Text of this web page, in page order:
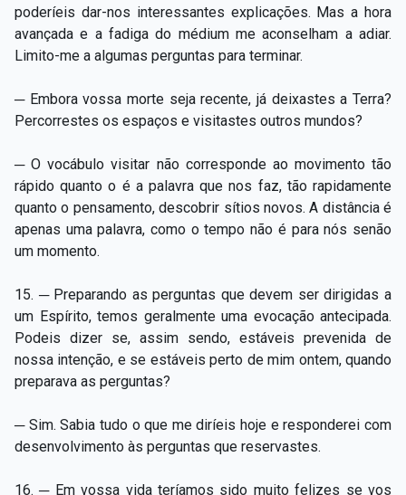
poderíeis dar-nos interessantes explicações. Mas a hora
avançada e a fadiga do médium me aconselham a adiar.
Limito-me a algumas perguntas para terminar.
─ Embora vossa morte seja recente, já deixastes a Terra?
Percorrestes os espaços e visitastes outros mundos?
─ O vocábulo visitar não corresponde ao movimento tão
rápido quanto o é a palavra que nos faz, tão rapidamente
quanto o pensamento, descobrir sítios novos. A distância é
apenas uma palavra, como o tempo não é para nós senão
um momento.
15. ─ Preparando as perguntas que devem ser dirigidas a
um Espírito, temos geralmente uma evocação antecipada.
Podeis dizer se, assim sendo, estáveis prevenida de
nossa intenção, e se estáveis perto de mim ontem, quando
preparava as perguntas?
─ Sim. Sabia tudo o que me diríeis hoje e responderei com
desenvolvimento às perguntas que reservastes.
16. ─ Em vossa vida teríamos sido muito felizes se vos